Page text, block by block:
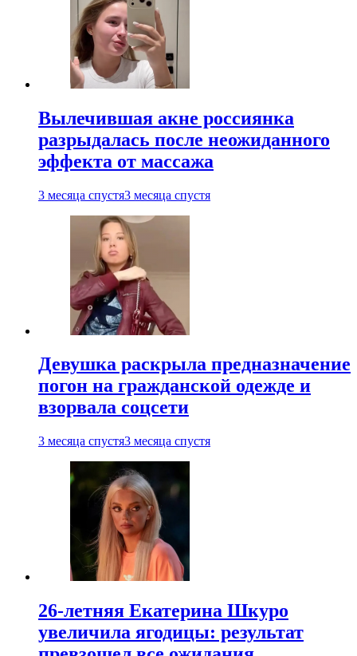
Вылечившая акне россиянка
разрыдалась после неожиданного
эффекта от массажа
3 месяца спустя3 месяца спустя
Девушка раскрыла предназначение
погон на гражданской одежде и
взорвала соцсети
3 месяца спустя3 месяца спустя
26-летняя Екатерина Шкуро
увеличила ягодицы: результат